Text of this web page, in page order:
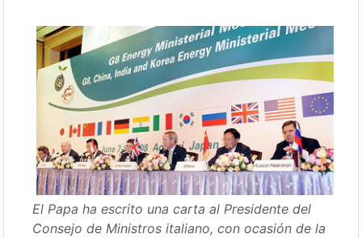
El Papa ha escrito una carta al Presidente del
Consejo de Ministros italiano, con ocasión de la